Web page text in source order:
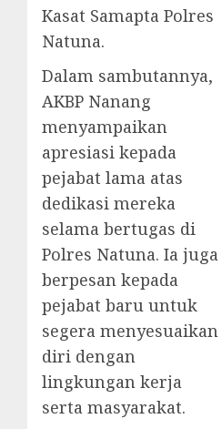
Kasat Samapta Polres
Natuna.
Dalam sambutannya,
AKBP Nanang
menyampaikan
apresiasi kepada
pejabat lama atas
dedikasi mereka
selama bertugas di
Polres Natuna. Ia juga
berpesan kepada
pejabat baru untuk
segera menyesuaikan
diri dengan
lingkungan kerja
serta masyarakat.